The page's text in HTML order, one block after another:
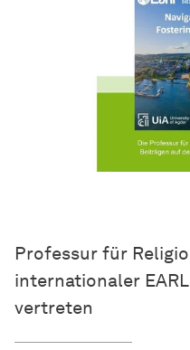
Professur für
internationaler
vertreten